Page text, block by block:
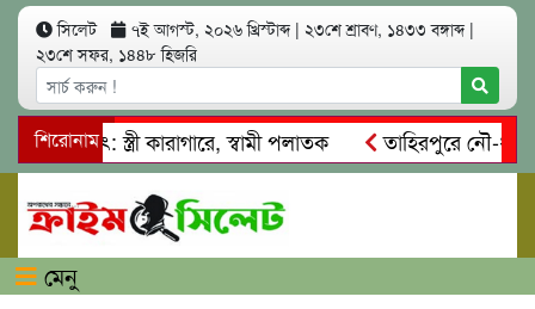
সিলেট ৭ই আগস্ট, ২০২৬ খ্রিস্টাব্দ | ২৩শে শ্রাবণ, ১৪৩৩ বঙ্গাব্দ |
২৩শে সফর, ১৪৪৮ হিজরি
শিরোনামস্ত্রী কারাগারে, স্বামী পলাতক
তাহিরপুরে নৌ-ধর্মঘট
মারধর
নগরীতে কোটি টাকার সম্পত্তি দখলের চেষ্টা:
মেনু